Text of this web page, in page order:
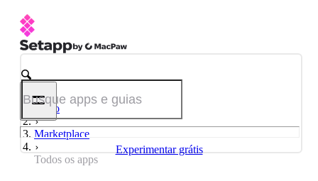
Experimentar grátis
Início
Marketplace
Todos os apps